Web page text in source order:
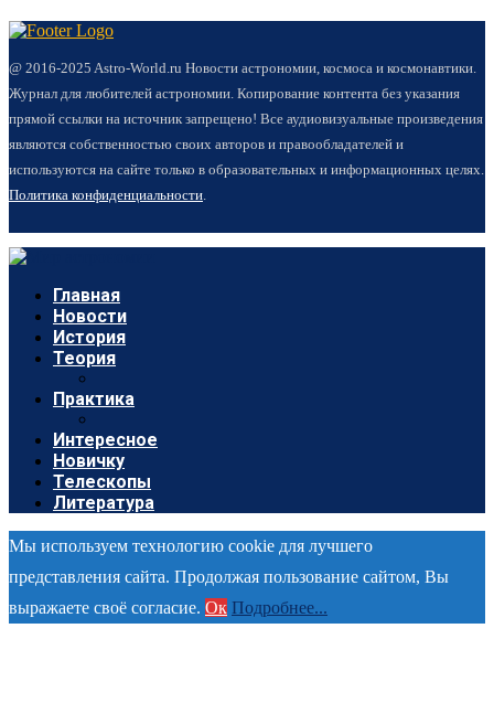
@ 2016-2025 Astro-World.ru Новости астрономии, космоса и космонавтики.
Журнал для любителей астрономии. Копирование контента без указания
прямой ссылки на источник запрещено! Все аудиовизуальные произведения
являются собственностью своих авторов и правообладателей и
используются на сайте только в образовательных и информационных целях.
Политика конфиденциальности
Главная
Новости
История
Теория
Практика
Интересное
Новичку
Телескопы
Литература
Мы используем технологию cookie для лучшего
представления сайта. Продолжая пользование сайтом, Вы
выражаете своё согласие. Ок Подробнее...